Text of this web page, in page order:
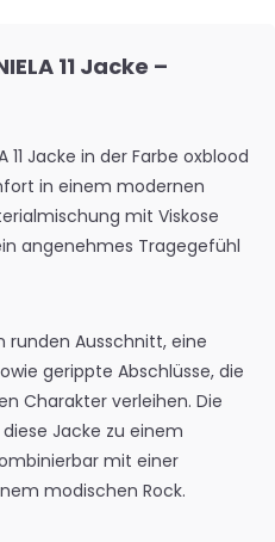
11 Jacke –
11 Jacke in der Farbe oxblood
in einem modernen
mit Viskose
angenehmes Tragegefühl
runden Ausschnitt, eine
gerippte Abschlüsse, die
Charakter verleihen. Die
Jacke zu einem
mit einer
modischen Rock.